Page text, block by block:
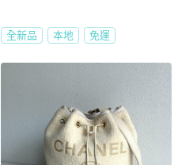
全新品 本地 免運